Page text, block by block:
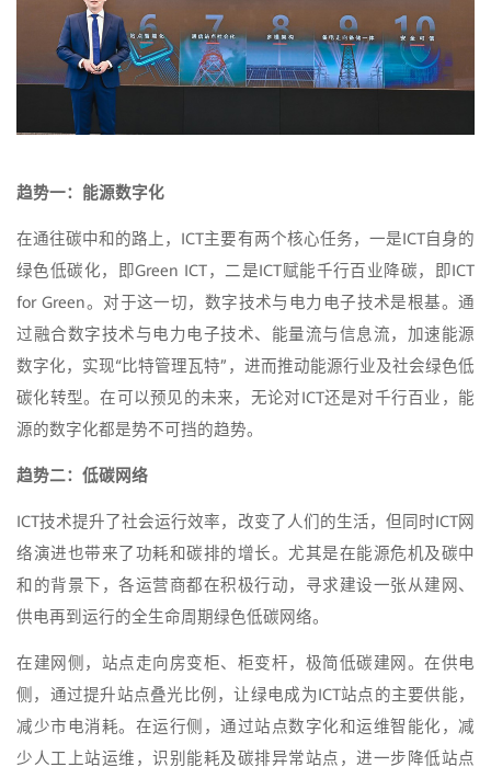
趋势一：能源数字化
在通往碳中和的路上，ICT主要有两个核心任务，一是ICT自身的
绿色低碳化，即Green ICT，二是ICT赋能千行百业降碳，即ICT
for Green。对于这一切，数字技术与电力电子技术是根基。通
过融合数字技术与电力电子技术、能量流与信息流，加速能源
数字化，实现“比特管理瓦特”，进而推动能源行业及社会绿色低
碳化转型。在可以预见的未来，无论对ICT还是对千行百业，能
源的数字化都是势不可挡的趋势。
趋势二：低碳网络
ICT技术提升了社会运行效率，改变了人们的生活，但同时ICT网
络演进也带来了功耗和碳排的增长。尤其是在能源危机及碳中
和的背景下，各运营商都在积极行动，寻求建设一张从建网、
供电再到运行的全生命周期绿色低碳网络。
在建网侧，站点走向房变柜、柜变杆，极简低碳建网。在供电
侧，通过提升站点叠光比例，让绿电成为ICT站点的主要供能，
减少市电消耗。在运行侧，通过站点数字化和运维智能化，减
少人工上站运维，识别能耗及碳排异常站点，进一步降低站点